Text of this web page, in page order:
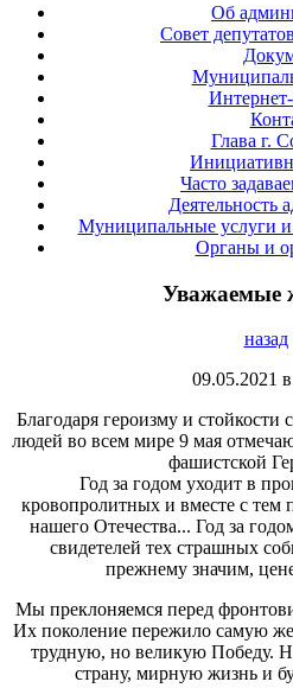
Об
Совет
Глава г.
Часто
Деятельность
Муниципальные услуги
Органы и
Уважаемые
назад
09.05.2021
Благодаря героизму и
людей во всем мире 9 мая
фашистской
Год за годом уходит в
кровопролитных и вместе с тем
нашего Отечества... Год за
свидетелей тех страшных
прежнему значим,
Мы преклоняемся перед
Их поколение пережило самую
трудную, но великую Победу.
страну, мирную жизнь и